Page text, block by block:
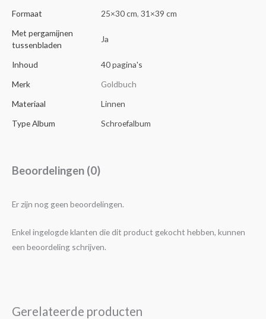
Formaat
25×30 cm, 31×39 cm
Met pergamijnen
tussenbladen
Ja
Inhoud
40 pagina's
Merk
Goldbuch
Materiaal
Linnen
Type Album
Schroefalbum
Beoordelingen (0)
Er zijn nog geen beoordelingen.
Enkel ingelogde klanten die dit product gekocht hebben, kunnen
een beoordeling schrijven.
Gerelateerde producten